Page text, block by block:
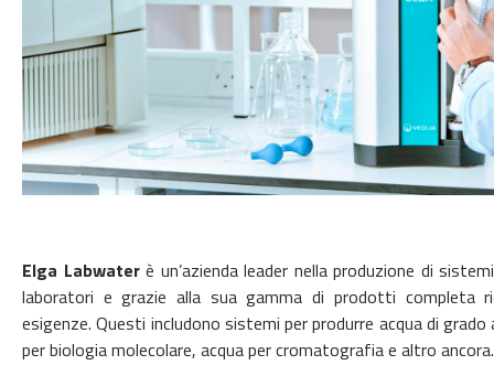
Elga Labwaterè un’azienda leader nella produzione di
laboratori e grazie alla sua gamma di prodotti completa
esigenze. Questi includono sistemi per produrre acqua di
per biologia molecolare, acqua per cromatografia e altro ancora.